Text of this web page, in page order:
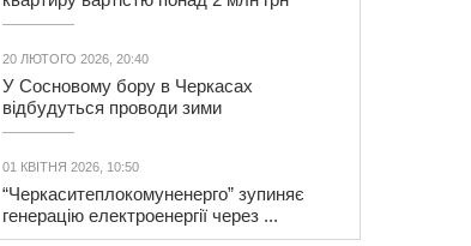
20 ЛЮТОГО 2026, 20:40
У Сосновому бору в Черкасах
відбудуться проводи зими
01 КВІТНЯ 2026, 10:50
“Черкаситеплокомуненерго” зупиняє
генерацію електроенергії через ...